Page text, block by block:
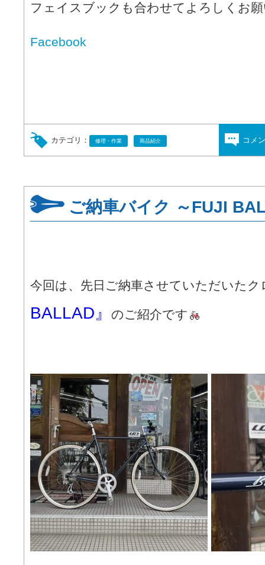
フェイスブックも合わせてよろしくお
Facebook
カテゴリ： 修理・作業 商品紹介 コメ
ご納車バイク ～FUJI
今回は、先日ご納車させていただいた
BALLAD』 のご紹介です